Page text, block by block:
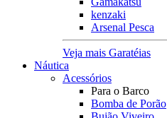
kenzaki
Arsenal Pesca
Veja mais Garatéias
Náutica
Acessórios
Para o Barco
Bomba de Porão